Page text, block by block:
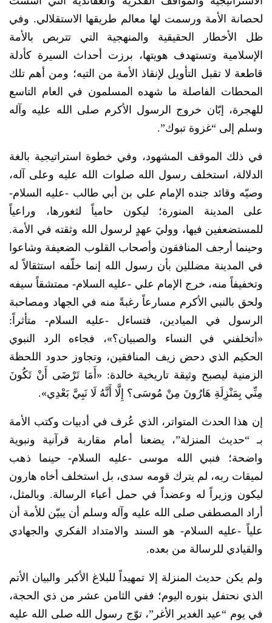
لحصانة الأمة ورسمت لها معالم طريقها الاستقلالي. وفي
ظل الأخطار الحقيقية والمنهجية التي تتربص بالأمة
الإسلامية وتستهدف هويتها، برزت أحداث السيرة كأدلة
قاطعة لا تقبل التأويل لإنقاذ الأمة من التيه؛ ومن أهم تلك
المحطات الفاصلة ما شهده المسلمون في العام التاسع
للهجرة، إبّان خروج الرسول الأكرم صلى الله عليه وآله
وسلم إلى “غزوة تبوك”.
​في ذلك الموقف المشهود، وفي خطوة استراتيجية بالغة
الدلالة، استخلف رسول الله صلوات الله عليه وعلى آله،
وصيّه وقائد جنده الإمام علي بن أبي طالب -عليه السلام-
على المدينة المنورة؛ ليكون حامياً لثغورها، وراعياً
للمستضعفين فيها، ووليَ عهدٍ لرسول الله وثقته في الأمة.
وحينما أرجف المنافقون وأصحاب القلوب الضعيفة وشاعوا
في المدينة مضللين بأن رسول الله إنما خلّفه استثقالاً له
وتخفيفاً منه، خرج الإمام علي -عليه السلام- ممتشقاً سيفه
ولحق بالنبي الأكرم مسارعاً رغبةً منه في الجهاد ومصاحبة
الرسول في الميادين، فتساءل -عليه السلام- متأثراً:
«أتخلفني في النساء والصبيان؟»، فجاءه الرد النبوي
الحكيم الذي دحض زيف المنافقين، وتجاوز حدود اللحظة
الزمنية ليصبح وثيقة تاريخية خالدة: «أَمَا تَرْضَى أَنْ تَكُونَ
مِنِّي بِمَنْزِلَةِ هَارُونَ مِنْ مُوسَى؟ إِلَّا أَنَّهُ لَا نَبِيَّ بَعْدِي».
​إن هذا الحدث المتواتر، الذي عُرف في أدبيات وكتب الأمة
بـ “حديث المنزلة”، يضعنا أمام مقاربة قرآنية ونبوية
واضحة؛ فنبي الله موسى -عليه السلام- حينما ذهب
لميقات ربه، لم يترك قومه سدى، بل استخلف أخاه هارون
ليكون وزيراً له وعضداً في حمل أعباء الرسالة. وبالمثل،
أراد المصطفى صلى الله عليه وآله وسلم أن يبيّن للأمة أن
علياً -عليه السلام- هو السند والامتداد الفكري والجهادي
والقيادي للرسالة من بعده.
​ولم يكن حديث المنزلة إلا تمهيداً للبلاغ الأكبر والبيان الأتم
الذي نحتفل بنوره اليوم؛ ففي الثامن عشر من ذي الحجة،
في يوم “عيد الغدير الأغر”، توّج رسول الله صلى الله عليه